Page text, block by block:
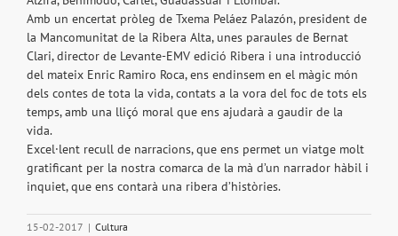
Amb un encertat pròleg de Txema Peláez Palazón, president de
la Mancomunitat de la Ribera Alta, unes paraules de Bernat
Clari, director de Levante-EMV edició Ribera i una introducció
del mateix Enric Ramiro Roca, ens endinsem en el màgic món
dels contes de tota la vida, contats a la vora del foc de tots els
temps, amb una lliçó moral que ens ajudarà a gaudir de la
vida.
Excel·lent recull de narracions, que ens permet un viatge molt
gratificant per la nostra comarca de la mà d’un narrador hàbil i
inquiet, que ens contarà una ribera d’històries.
15-02-2017 | Cultura